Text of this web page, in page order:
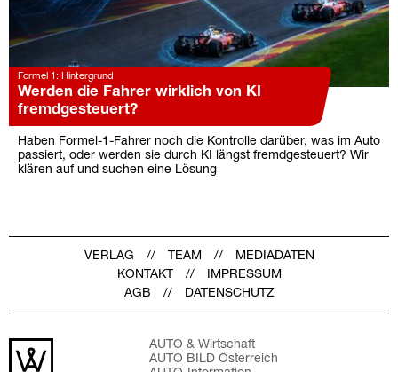
Formel 1: Hintergrund
Werden die Fahrer wirklich von KI
fremdgesteuert?
Haben Formel-1-Fahrer noch die Kontrolle darüber, was im Auto
passiert, oder werden sie durch KI längst fremdgesteuert? Wir
klären auf und suchen eine Lösung
VERLAG TEAM
MEDIADATEN
KONTAKT
IMPRESSUM
AGB
DATENSCHUTZ
AUTO & Wirtschaft
AUTO BILD Österreich